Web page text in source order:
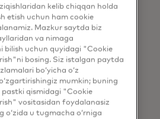
bahramand
kasalligi
qo'llab-
daryosi ustida
dronlari
osmonni
qilishadi.[2]
kelib chiqqan holda
etish uchun ham cookie
Mazkur saytda biz
va nimaga
bilish uchun quyidagi "Cookie
bosing. Siz istalgan paytda
bo‘yicha o‘z
mumkin; buning
qismidagi "Cookie
vositasidan foydalanasiz
o‘zida u tugmacha o‘rniga